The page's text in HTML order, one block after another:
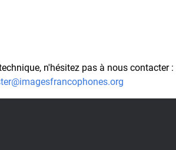
n'hésitez pas à nous contacter :